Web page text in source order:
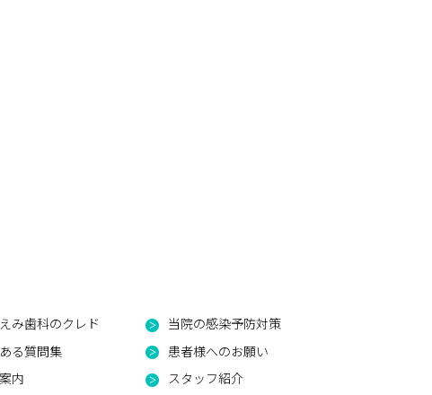
み歯科のクレド
当院の感染予防対策
る質問集
患者様へのお願い
内
スタッフ紹介